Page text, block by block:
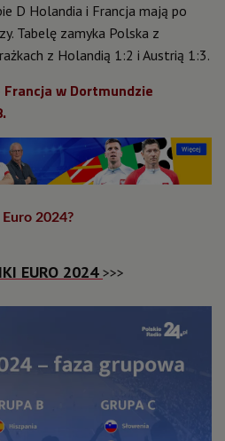
D Holandia i Francja mają po
Tabelę zamyka Polska z
z Holandią 1:2 i Austrią 1:3.
w Dortmundzie
2024?
EURO 2024 >>>